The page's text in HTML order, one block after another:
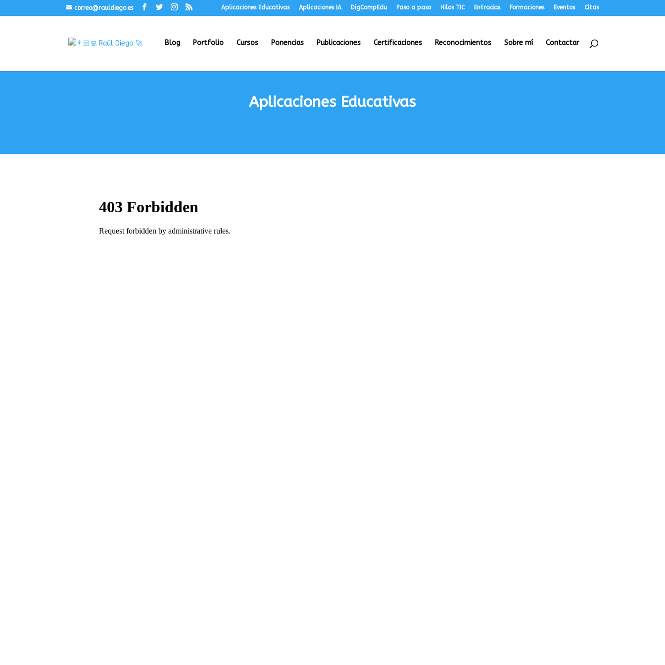
correo@rauldiego.es Aplicaciones Educativas Aplicaciones IA DigCompEdu Paso a paso Hilos TIC Entradas Formaciones Eventos Citas
Blog Portfolio Cursos Ponencias Publicaciones Certificaciones Reconocimientos Sobre mí Contactar
Aplicaciones Educativas